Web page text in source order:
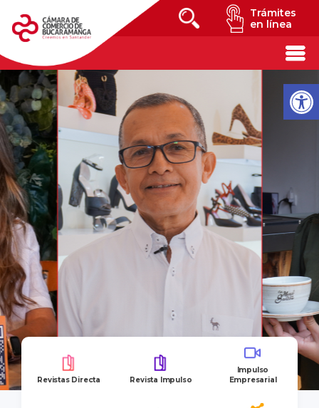
Trámites
en línea
Revistas Directa Revista Impulso
Impulso
Empresarial